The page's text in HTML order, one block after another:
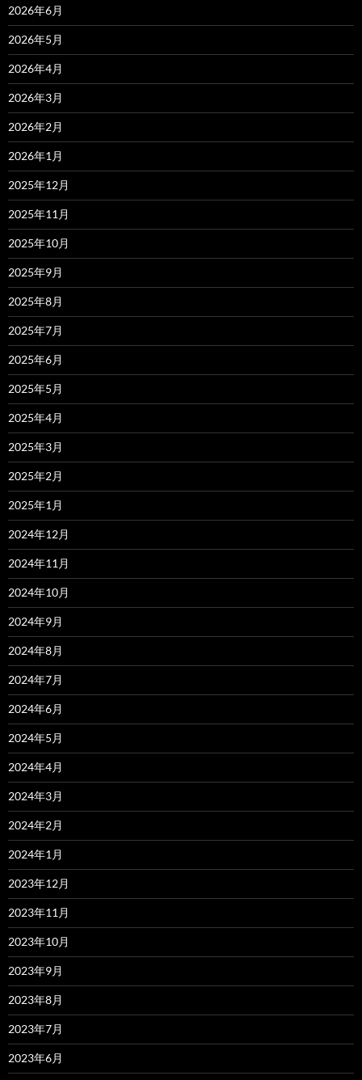
2026年6月
2026年5月
2026年4月
2026年3月
2026年2月
2026年1月
2025年12月
2025年11月
2025年10月
2025年9月
2025年8月
2025年7月
2025年6月
2025年5月
2025年4月
2025年3月
2025年2月
2025年1月
2024年12月
2024年11月
2024年10月
2024年9月
2024年8月
2024年7月
2024年6月
2024年5月
2024年4月
2024年3月
2024年2月
2024年1月
2023年12月
2023年11月
2023年10月
2023年9月
2023年8月
2023年7月
2023年6月